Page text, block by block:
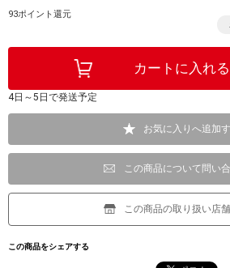
93ポイント還元
4日～5日で発送予定
お気に入りへ追加
この商品について問い
この商品の取り扱い店
この商品をシェアする